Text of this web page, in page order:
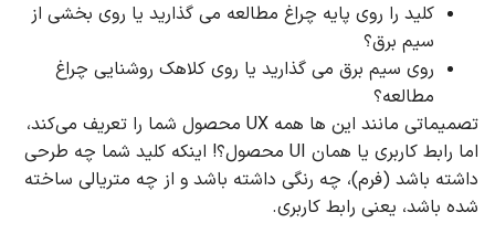
کلید را روی پایه چراغ مطالعه می گذارید یا روی بخشی از
سیم برق؟
روی سیم برق می گذارید یا روی کلاهک روشنایی چراغ
مطالعه؟
تصمیماتی مانند این ها همه UX محصول شما را تعریف می‌کند،
اما رابط کاربری یا همان UI محصول؟! اینکه کلید شما چه طرحی
داشته باشد (فرم)، چه رنگی داشته باشد و از چه متریالی ساخته
شده باشد، یعنی رابط کاربری.